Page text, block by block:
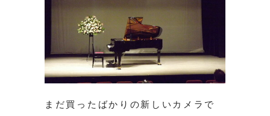
まだ買ったばかりの新しいカメラで